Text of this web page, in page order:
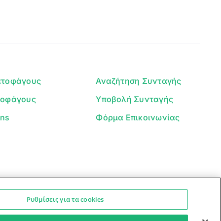
Αναζήτηση Συνταγής
Υποβολή Συνταγής
Φόρμα Επικοινωνίας
Ο βοηθός μπορεί να κάνει λάθη — ελέγξτε τις συνταγές.
Ρυθμίσεις για τα cookies